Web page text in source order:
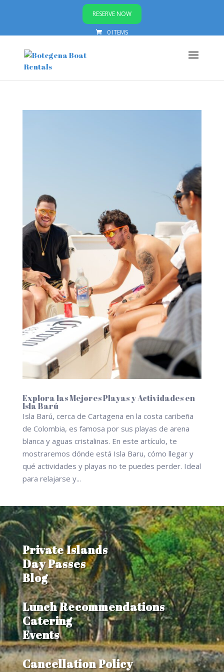
RESERVE NOW
0 ITEMS
Explora las Mejores Playas y Actividades en
Isla Barú
Isla Barú, cerca de Cartagena en la costa caribeña
de Colombia, es famosa por sus playas de arena
blanca y aguas cristalinas. En este artículo, te
mostraremos dónde está Isla Baru, cómo llegar y
qué actividades y playas no te puedes perder. Ideal
para relajarse y...
Private Islands
Day Passes
Blog
Lunch Recommendations
Catering
Events
Cancellation Policy